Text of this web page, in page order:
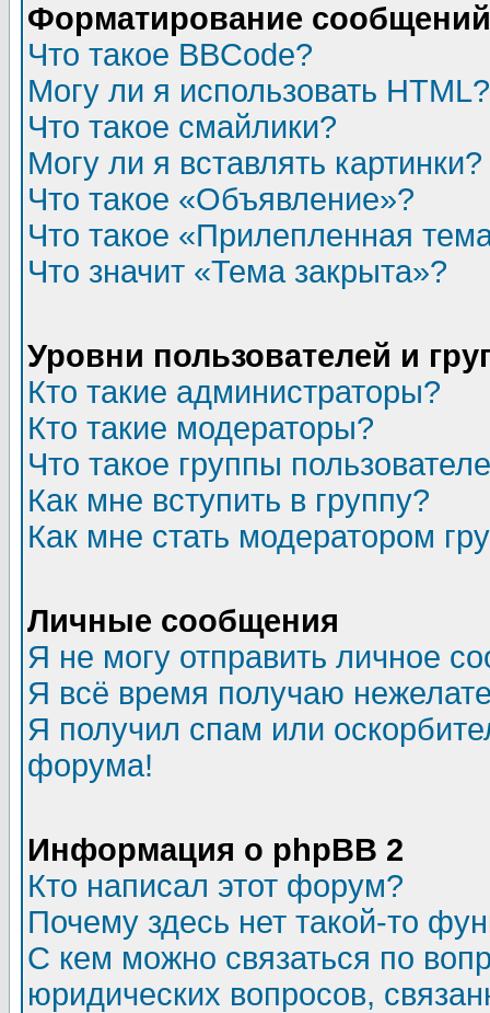
Форматирование
Что такое BBCode?
Могу ли я использовать HTML?
Что такое смайлики?
Могу ли я вставлять картинки?
Что такое «Объявление»?
Что такое «Прилепленная
Что значит «Тема закрыта»?
Уровни пользователей и
Кто такие администраторы?
Кто такие модераторы?
Что такое группы
Как мне вступить в группу?
Как мне стать модератором
Личные сообщения
Я не могу отправить личное
Я всё время получаю
Я получил спам или
форума!
Информация о phpBB 2
Кто написал этот форум?
Почему здесь нет такой-то
С кем можно связаться по
юридических вопросов,